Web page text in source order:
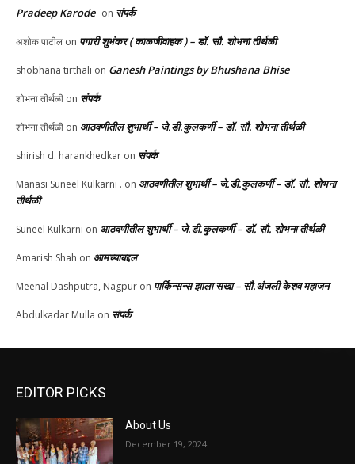
Pradeep Karode on संपर्क
अशोक पाटील on पगारी शुभंकर ( काळजीवाहक ) – डॉ. सौ. शोभना तीर्थळी
shobhana tirthali on Ganesh Paintings by Bhushana Bhise
शोभना तीर्थळी on संपर्क
शोभना तीर्थळी on आठवणीतील शुभार्थी – जे.डी.कुलकर्णी – डॉ. सौ. शोभना तीर्थळी
shirish d. harankhedkar on संपर्क
Manasi Suneel Kulkarni . on आठवणीतील शुभार्थी – जे.डी.कुलकर्णी – डॉ. सौ. शोभना
तीर्थळी
Suneel Kulkarni on आठवणीतील शुभार्थी – जे.डी.कुलकर्णी – डॉ. सौ. शोभना तीर्थळी
Amarish Shah on आमच्याबद्दल
Meenal Dashputra, Nagpur on पार्किन्सन्स झाला सखा – सौ.अंजली केशव महाजन
Abdulkadar Mulla on संपर्क
EDITOR PICKS
About Us
December 19, 2024